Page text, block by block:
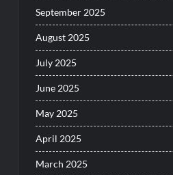
September 2025
August 2025
July 2025
June 2025
May 2025
April 2025
March 2025